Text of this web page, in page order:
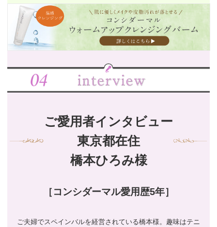
ご愛用者インタビュー
東京都在住
橋本ひろみ様
［コンシダーマル愛用歴5年］
ご夫婦でスペインバルを経営されている橋本様。趣味はテニ